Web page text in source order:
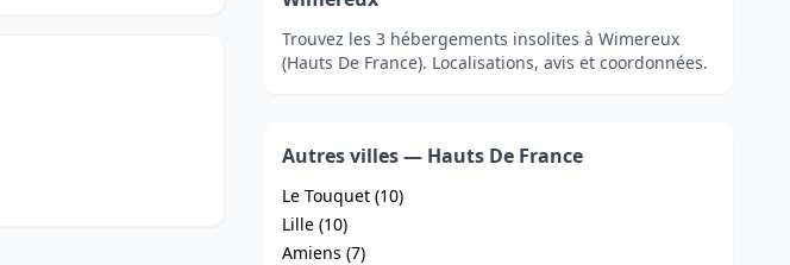
Trouvez les 3 hébergements insolites à Wimereux
(Hauts De France). Localisations, avis et coordonnées.
Autres villes — Hauts De France
Le Touquet (10)
Lille (10)
Amiens (7)